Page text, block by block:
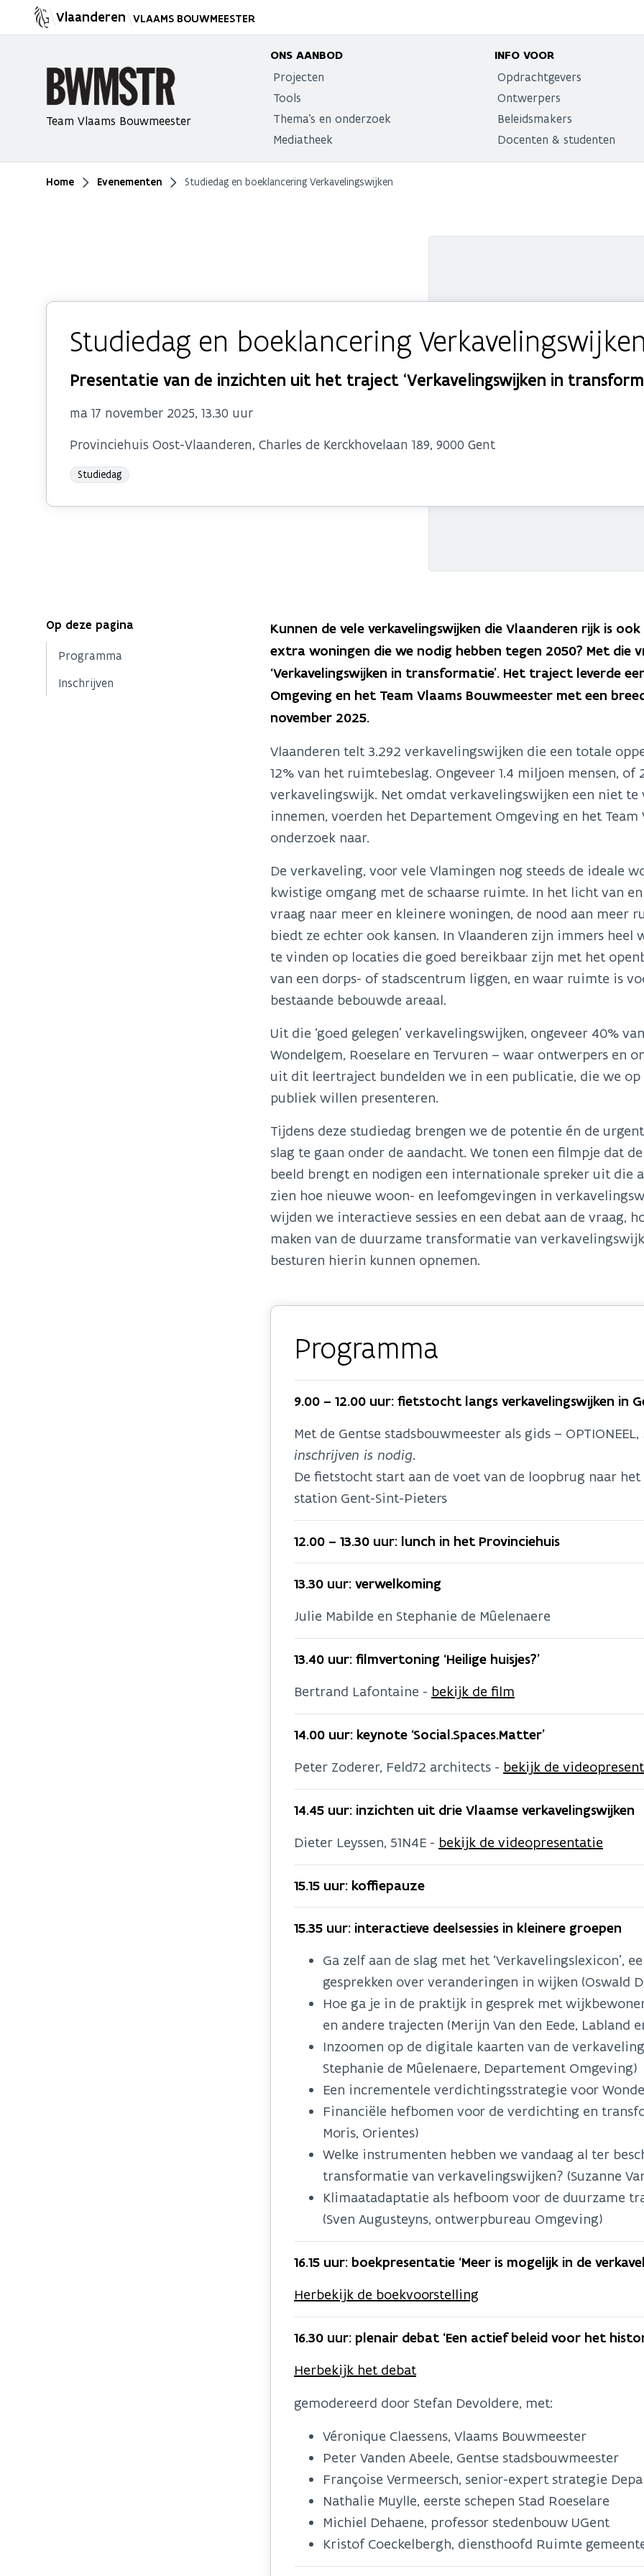
Vlaanderen VLAAMS BOUWMEESTER
Team Vlaams Bouwmeester
ONS AANBOD
Projecten
Tools
Thema's en onderzoek
Mediatheek
INFO VOOR
Opdrachtgevers
Ontwerpers
Beleidsmakers
Docenten & studenten
Je bent hier
Home Evenementen Studiedag en boeklancering Verkavelingswijken
Studiedag en boeklancering
Presentatie van de inzichten uit het traject ‘Verkavelingswijken in
ma 17 november 2025, 13.30 uur
Provinciehuis Oost-Vlaanderen, Charles de Kerckhovelaan 189, 9000 Gent
Studiedag
Op deze pagina
Programma
Inschrijven
Kunnen de vele verkavelingswijken die Vlaanderen rijk is
extra woningen die we nodig hebben tegen 2050? Met
‘Verkavelingswijken in transformatie’. Het traject leverde
Omgeving en het Team Vlaams Bouwmeester met een
november 2025.
Vlaanderen telt 3.292 verkavelingswijken die een totale
12% van het ruimtebeslag. Ongeveer 1.4 miljoen mensen,
verkavelingswijk. Net omdat verkavelingswijken een niet
innemen, voerden het Departement Omgeving en het
onderzoek naar.
De verkaveling, voor vele Vlamingen nog steeds de ideale
kwistige omgang met de schaarse ruimte. In het licht van
vraag naar meer en kleinere woningen, de nood aan meer
biedt ze echter ook kansen. In Vlaanderen zijn immers
te vinden op locaties die goed bereikbaar zijn met het
van een dorps- of stadscentrum liggen, en waar ruimte is
bestaande bebouwde areaal.
Uit die ‘goed gelegen’ verkavelingswijken, ongeveer 40%
Wondelgem, Roeselare en Tervuren – waar ontwerpers en
uit dit leertraject bundelden we in een publicatie, die we op
publiek willen presenteren.
Tijdens deze studiedag brengen we de potentie én de
slag te gaan onder de aandacht. We tonen een filmpje dat
beeld brengt en nodigen een internationale spreker uit die
zien hoe nieuwe woon- en leefomgevingen in
wijden we interactieve sessies en een debat aan de vraag,
maken van de duurzame transformatie van
besturen hierin kunnen opnemen.
Programma
9.00 – 12.00 uur: fietstocht langs verkavelingswijken in
Met de Gentse stadsbouwmeester als gids – OPTIONEEL,
inschrijven is nodig.
De fietstocht start aan de voet van de loopbrug naar
station Gent-Sint-Pieters
12.00 – 13.30 uur: lunch in het Provinciehuis
13.30 uur: verwelkoming
Julie Mabilde en Stephanie de Mûelenaere
13.40 uur: filmvertoning ‘Heilige huisjes?’
Bertrand Lafontaine - bekijk de film
14.00 uur: keynote ‘Social.Spaces.Matter’
Peter Zoderer, Feld72 architects - bekijk de
14.45 uur: inzichten uit drie Vlaamse verkavelingswijken
Dieter Leyssen, 51N4E - bekijk de videopresentatie
15.15 uur: koffiepauze
15.35 uur: interactieve deelsessies in kleinere groepen
Ga zelf aan de slag met het ‘Verkavelingslexicon’,
gesprekken over veranderingen in wijken (Oswald
Hoe ga je in de praktijk in gesprek met
en andere trajecten (Merijn Van den Eede, Labland
Inzoomen op de digitale kaarten van de
Stephanie de Mûelenaere, Departement Omgeving)
Een incrementele verdichtingsstrategie voor
Financiële hefbomen voor de verdichting en
Moris, Orientes)
Welke instrumenten hebben we vandaag al ter
transformatie van verkavelingswijken? (Suzanne
Klimaatadaptatie als hefboom voor de duurzame
(Sven Augusteyns, ontwerpbureau Omgeving)
16.15 uur: boekpresentatie ‘Meer is mogelijk in de
Herbekijk de boekvoorstelling
16.30 uur: plenair debat ‘Een actief beleid voor het
Herbekijk het debat
gemodereerd door Stefan Devoldere, met:
Véronique Claessens, Vlaams Bouwmeester
Peter Vanden Abeele, Gentse stadsbouwmeester
Françoise Vermeersch, senior-expert strategie
Nathalie Muylle, eerste schepen Stad Roeselare
Michiel Dehaene, professor stedenbouw UGent
Kristof Coeckelbergh, diensthoofd Ruimte